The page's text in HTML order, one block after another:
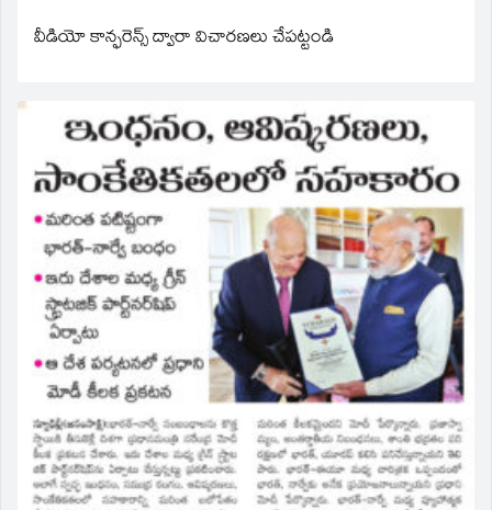
వీడియో కాన్ఫరెన్స్ ద్వారా విచారణలు చేపట్టండి